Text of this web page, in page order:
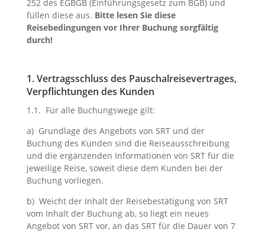
252 des EGBGB (Einführungsgesetz zum BGB) und
füllen diese aus. Bitte lesen Sie diese
Reisebedingungen vor Ihrer Buchung sorgfältig
durch!
1. Vertragsschluss des Pauschalreisevertrages,
Verpflichtungen des Kunden
1.1. Für alle Buchungswege gilt:
a) Grundlage des Angebots von SRT und der
Buchung des Kunden sind die Reiseausschreibung
und die ergänzenden Informationen von SRT für die
jeweilige Reise, soweit diese dem Kunden bei der
Buchung vorliegen.
b) Weicht der Inhalt der Reisebestätigung von SRT
vom Inhalt der Buchung ab, so liegt ein neues
Angebot von SRT vor, an das SRT für die Dauer von 7